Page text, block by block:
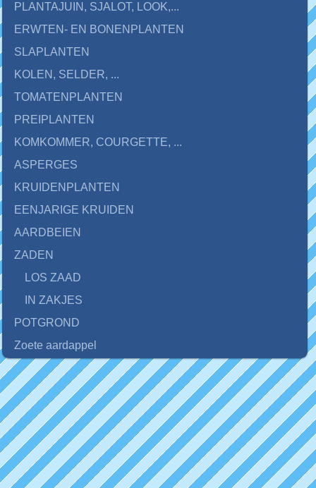
PLANTAJUIN, SJALOT, LOOK,...
ERWTEN- EN BONENPLANTEN
SLAPLANTEN
KOLEN, SELDER, ...
TOMATENPLANTEN
PREIPLANTEN
KOMKOMMER, COURGETTE, ...
ASPERGES
KRUIDENPLANTEN
EENJARIGE KRUIDEN
AARDBEIEN
ZADEN
LOS ZAAD
IN ZAKJES
POTGROND
Zoete aardappel